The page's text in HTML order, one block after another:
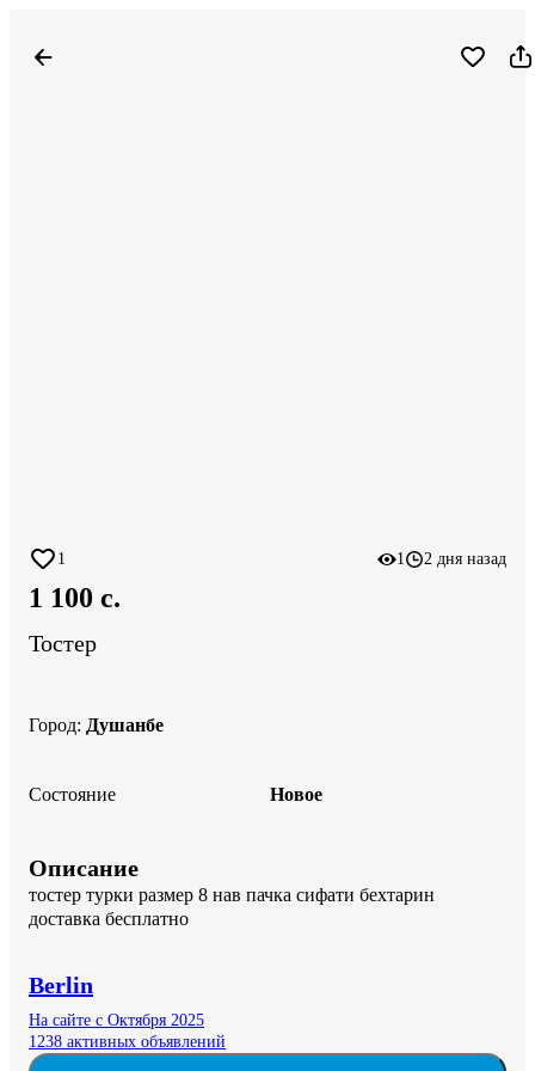
1 1 2 дня назад
1 100 c.
Тостер
Город: Душанбе
Состояние Новое
Описание
тостер турки размер 8 нав пачка сифати бехтарин
доставка бесплатно
Berlin
На сайте с Октября 2025
1238 активных объявлений